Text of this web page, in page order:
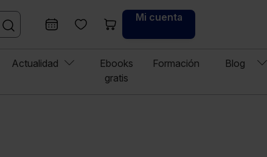
Mi cuenta
Actualidad
Ebooks
gratis
Formación Blog